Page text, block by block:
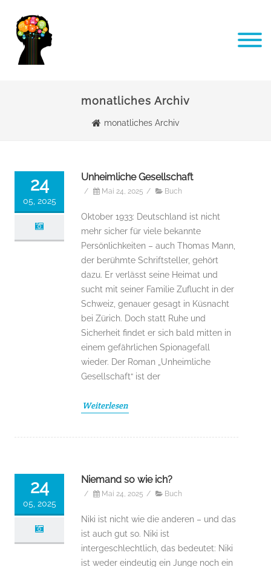
monatliches Archiv
monatliches Archiv
24
05, 2025
Unheimliche Gesellschaft
/ Mai 24, 2025 / Buch
Oktober 1933: Deutschland ist nicht
mehr sicher für viele bekannte
Persönlichkeiten – auch Thomas Mann,
der berühmte Schriftsteller, gehört
dazu. Er verlässt seine Heimat und
sucht mit seiner Familie Zuflucht in der
Schweiz, genauer gesagt in Küsnacht
bei Zürich. Doch statt Ruhe und
Sicherheit findet er sich bald mitten in
einem gefährlichen Spionagefall
wieder. Der Roman „Unheimliche
Gesellschaft“ ist der
Weiterlesen
24
05, 2025
Niemand so wie ich?
/ Mai 24, 2025 / Buch
Niki ist nicht wie die anderen – und das
ist auch gut so. Niki ist
intergeschlechtlich, das bedeutet: Niki
ist weder eindeutig ein Junge noch ein